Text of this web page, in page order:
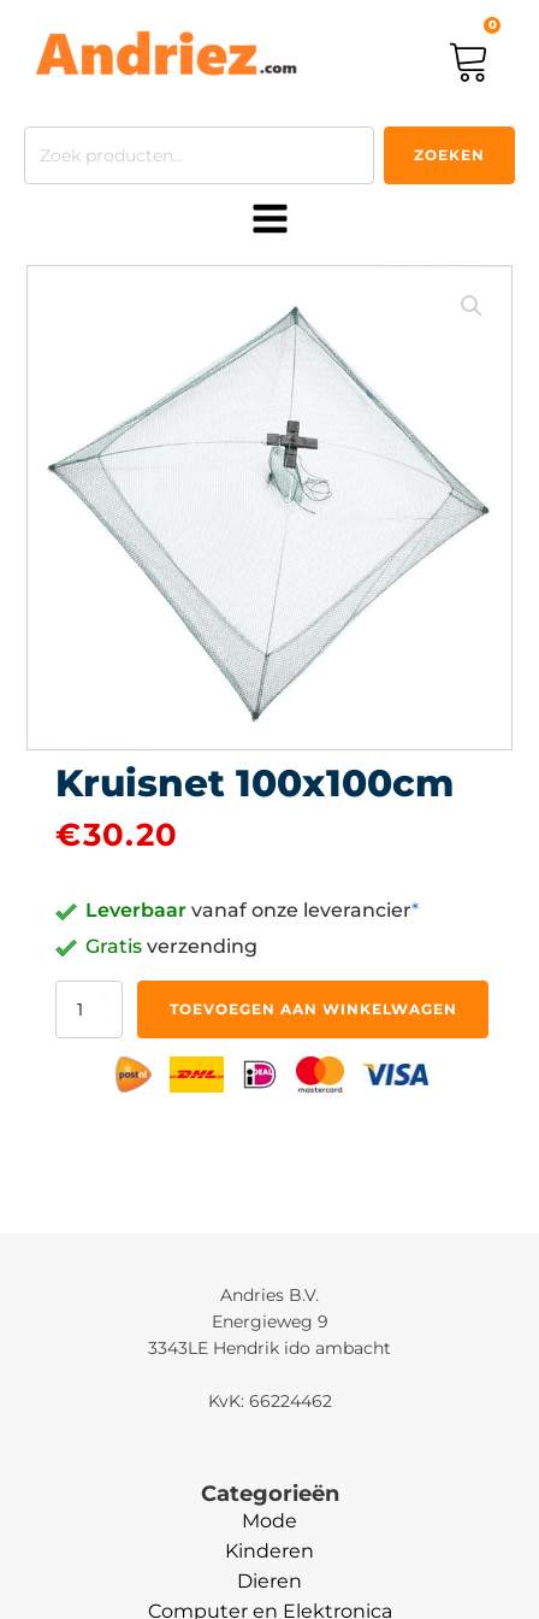
0
Zoeken
ZOEKEN
Kruisnet 100x100cm
€30.20
Leverbaar vanaf onze leverancier*
Gratis verzending
Kruisnet
TOEVOEGEN AAN WINKELWAGEN
Andries B.V.
Energieweg 9
3343LE Hendrik ido ambacht
KvK: 66224462
Categorieën
Mode
Kinderen
Dieren
Computer en Elektronica